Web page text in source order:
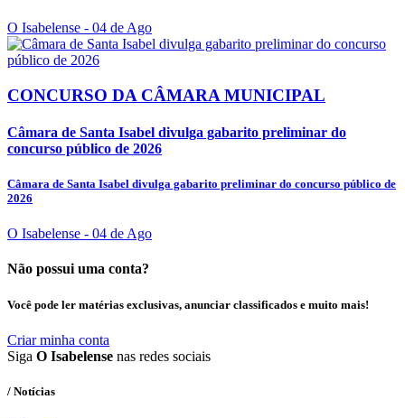
O Isabelense - 04 de Ago
CONCURSO DA CÂMARA MUNICIPAL
Câmara de Santa Isabel divulga gabarito preliminar do
concurso público de 2026
Câmara de Santa Isabel divulga gabarito preliminar do concurso público de
2026
O Isabelense - 04 de Ago
Não possui uma conta?
Você pode ler matérias exclusivas, anunciar classificados e muito mais!
Criar minha conta
Siga O Isabelense nas redes sociais
/ Notícias